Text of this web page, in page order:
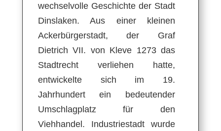
wechselvolle Geschichte der Stadt
Dinslaken. Aus einer kleinen
Ackerbürgerstadt, der Graf
Dietrich VII. von Kleve 1273 das
Stadtrecht verliehen hatte,
entwickelte sich im 19.
Jahrhundert ein bedeutender
Umschlagplatz für den
Viehhandel. Industriestadt wurde